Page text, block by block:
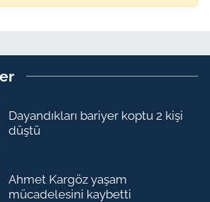
Dayandıkları bariyer koptu 2 kişi
düştü
Ahmet Kargöz yaşam
mücadelesini kaybetti